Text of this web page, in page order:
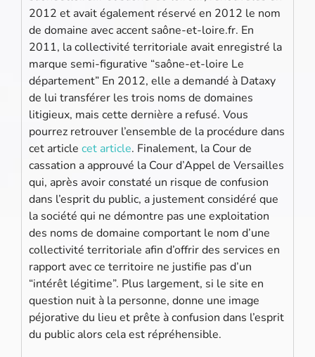
2012 et avait également réservé en 2012 le nom
de domaine avec accent saône-et-loire.fr. En
2011, la collectivité territoriale avait enregistré la
marque semi-figurative “saône-et-loire Le
département” En 2012, elle a demandé à Dataxy
de lui transférer les trois noms de domaines
litigieux, mais cette dernière a refusé. Vous
pourrez retrouver l’ensemble de la procédure dans
cet article cet article. Finalement, la Cour de
cassation a approuvé la Cour d’Appel de Versailles
qui, après avoir constaté un risque de confusion
dans l’esprit du public, a justement considéré que
la société qui ne démontre pas une exploitation
des noms de domaine comportant le nom d’une
collectivité territoriale afin d’offrir des services en
rapport avec ce territoire ne justifie pas d’un
“intérêt légitime”. Plus largement, si le site en
question nuit à la personne, donne une image
péjorative du lieu et prête à confusion dans l’esprit
du public alors cela est répréhensible.